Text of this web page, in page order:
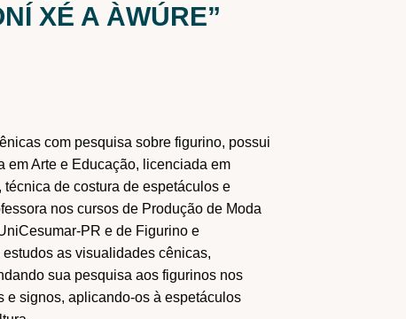
XÉ A ÀWÚRE”
com pesquisa sobre figurino, possui
em Arte e Educação, licenciada em
de costura de espetáculos e
nos cursos de Produção de Moda
PR e de Figurino e
as visualidades cênicas,
sua pesquisa aos figurinos nos
e signos, aplicando-os à espetáculos